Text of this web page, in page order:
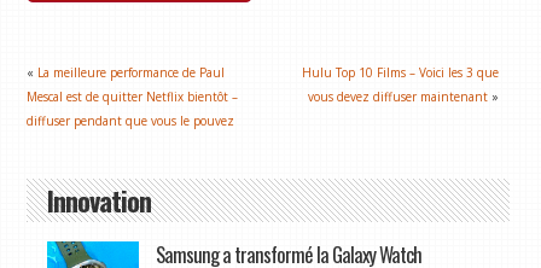
« La meilleure performance de Paul
Mescal est de quitter Netflix bientôt –
diffuser pendant que vous le pouvez
Hulu Top 10 Films – Voici les 3 que
vous devez diffuser maintenant »
Innovation
Samsung a transformé la Galaxy Watch